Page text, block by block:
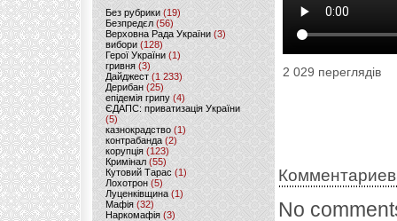
Без рубрики (19)
Безпредєл(56)
Верховна Рада України (3)
вибори(128)
Герої України(1)
гривня (3)
Дайджест (1 233)
Дерибан (25)
епідемія грипу (4)
ЄДАПС: приватизація України
(5)
казнокрадство (1)
контрабанда (2)
корупція (123)
Кримінал (55)
Кутовий Тарас (1)
Лохотрон(5)
Луценківщина (1)
Мафія (32)
Наркомафія (3)
2 029 переглядів
No